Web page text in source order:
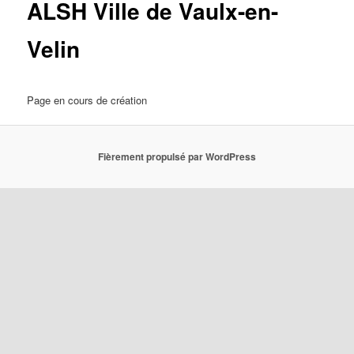
ALSH Ville de Vaulx-en-
Velin
Page en cours de création
Fièrement propulsé par WordPress